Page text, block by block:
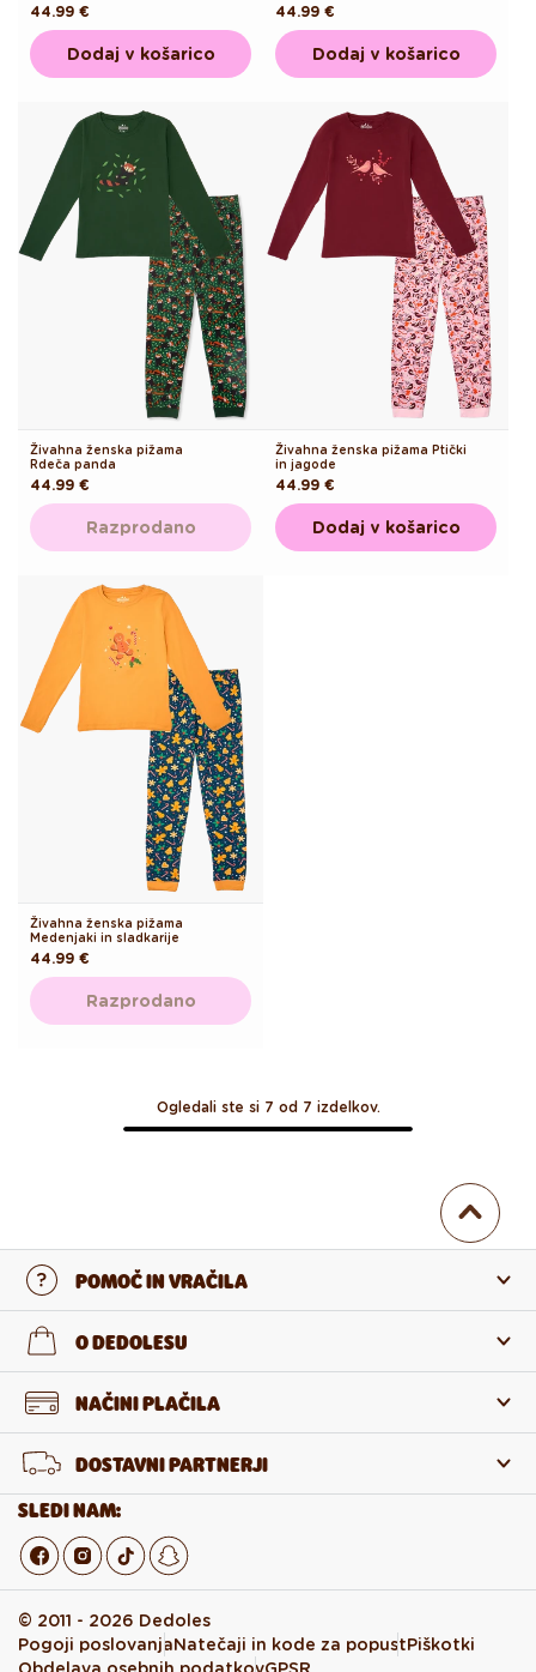
Redna
cena
44.99 €
Dodaj v košarico
Redna
cena
44.99 €
Dodaj v košarico
Živahna ženska pižama
Rdeča panda
Redna
cena
44.99 €
Razprodano
Živahna ženska pižama Ptički
in jagode
Redna
cena
44.99 €
Dodaj v košarico
Živahna ženska pižama
Medenjaki in sladkarije
Redna
cena
44.99 €
Razprodano
Ogledali ste si 7 od 7 izdelkov.
POMOČ IN VRAČILA
Stopi v stik z nami
Vračilo in reklamacija
Odstop od pogodbe
O DEDOLESU
O nas
Veleprodaja
NAČINI PLAČILA
DOSTAVNI PARTNERJI
SLEDI NAM:
© 2011 - 2026 Dedoles
Pogoji poslovanjaNatečaji in kode za popustPiškotki